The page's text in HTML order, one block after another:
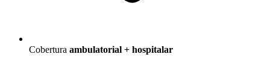
Cobertura ambulatorial + hospitalar